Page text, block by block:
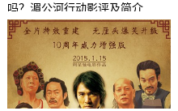
吗？湄公河行动影评及简介